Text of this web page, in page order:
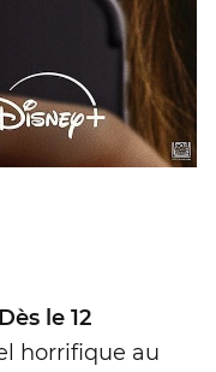
le 12
horrifique au